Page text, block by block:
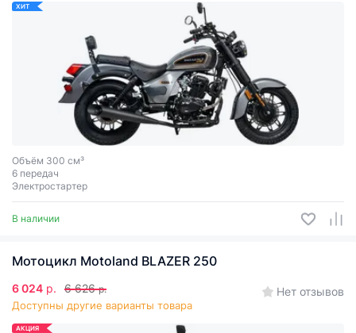
ХИТ
Объём 300 см³
6 передач
Электростартер
В наличии
Мотоцикл Motoland BLAZER 250
6 024 р. 6 626 р.
Доступны другие варианты товара
Нет отзывов
АКЦИЯ